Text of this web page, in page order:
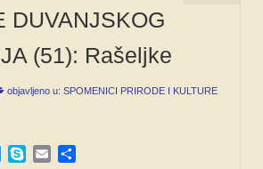
DUVANJSKOG
(51): Rašeljke
objavljeno u: SPOMENICI PRIRODE I KULTURE
TwitterSkypeEmail